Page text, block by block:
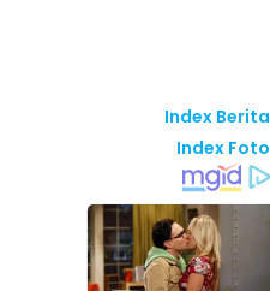
Index Berita
Index Foto